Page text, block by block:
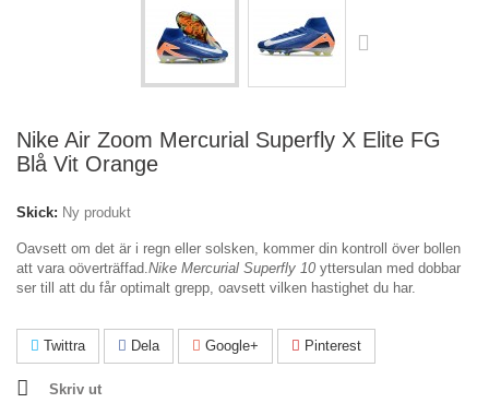
Nike Air Zoom Mercurial Superfly X Elite FG
Blå Vit Orange
Skick: Ny produkt
Oavsett om det är i regn eller solsken, kommer din kontroll över bollen
att vara oöverträffad.Nike Mercurial Superfly 10 yttersulan med dobbar
ser till att du får optimalt grepp, oavsett vilken hastighet du har.
Twittra Dela Google+ Pinterest
Skriv ut